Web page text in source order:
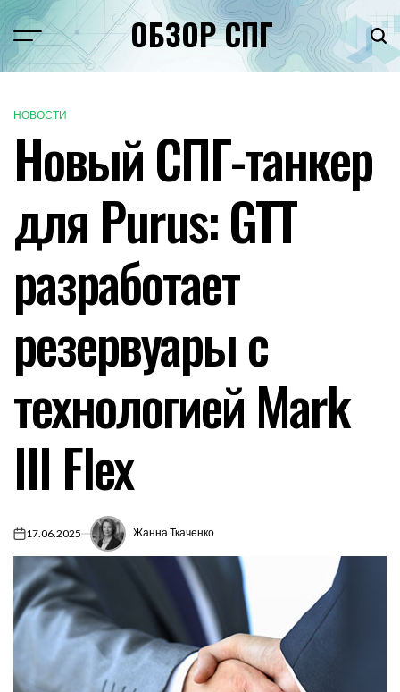
Перейти
к
содержимому
Меню ОБЗОР СПГ
ОПУБЛИКОВАНО
В
НОВОСТИ
Новый СПГ-танкер
для Purus: GTT
разработает
резервуары с
технологией Mark
III Flex
on17.06.2025 Жанна Ткаченко